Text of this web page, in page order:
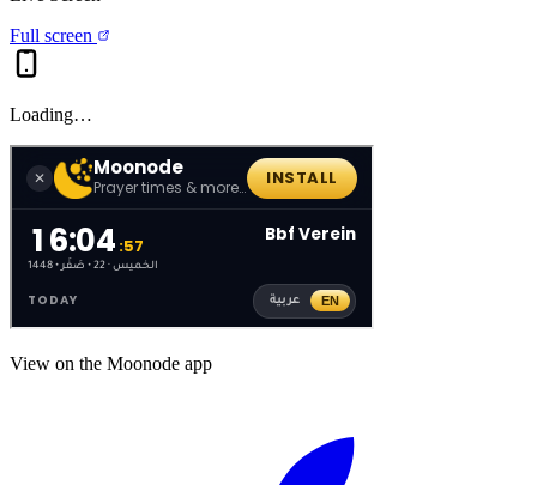
Full screen
Loading…
View on the Moonode app